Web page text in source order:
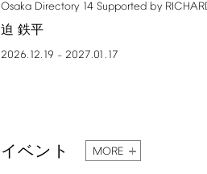
Osaka Directory 14 Supported by
迫 鉄平
2026.12.19 – 2027.01.17
イベント MORE